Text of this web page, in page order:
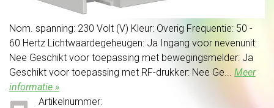
Nom. spanning: 230 Volt (V) Kleur: Overig Frequentie: 50 -
60 Hertz Lichtwaardegeheugen: Ja Ingang voor nevenunit:
Nee Geschikt voor toepassing met bewegingsmelder: Ja
Geschikt voor toepassing met RF-drukker: Nee Ge... Meer
informatie »
Artikelnummer: